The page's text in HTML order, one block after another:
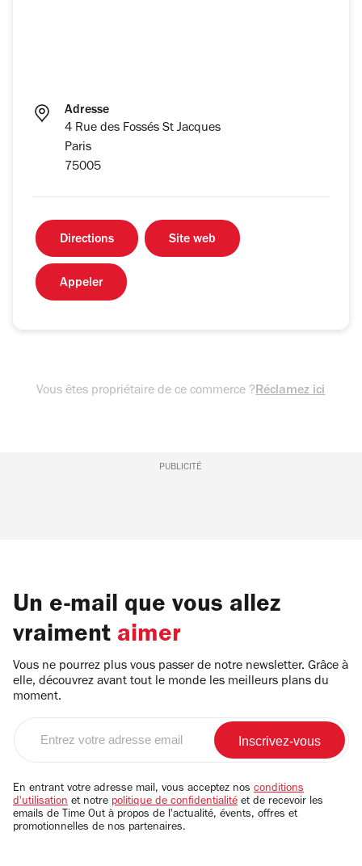
Adresse
4 Rue des Fossés St Jacques
Paris
75005
Directions Site web
Appeler
Vous êtes propriétaire de ce commerce ?Réclamez ici
PUBLICITÉ
Un e-mail que vous allez
vraiment aimer
Vous ne pourrez plus vous passer de notre newsletter. Grâce à
elle, découvrez avant tout le monde les meilleurs plans du
moment.
email
En entrant votre adresse mail, vous acceptez nos conditions
d'utilisation et notre politique de confidentialité et de recevoir les
emails de Time Out à propos de l'actualité, évents, offres et
promotionnelles de nos partenaires.